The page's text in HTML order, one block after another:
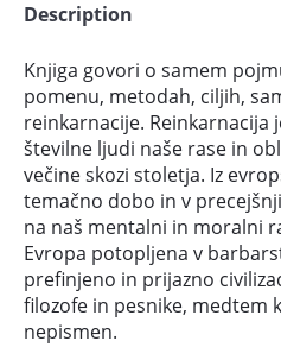
Description
Knjiga govori o samem
pomenu, metodah, ciljih,
reinkarnacije. Reinkarnacija
številne ljudi naše rase in
večine skozi stoletja. Iz
temačno dobo in v
na naš mentalni in moralni
Evropa potopljena v
prefinjeno in prijazno
filozofe in pesnike, medtem
nepismen.